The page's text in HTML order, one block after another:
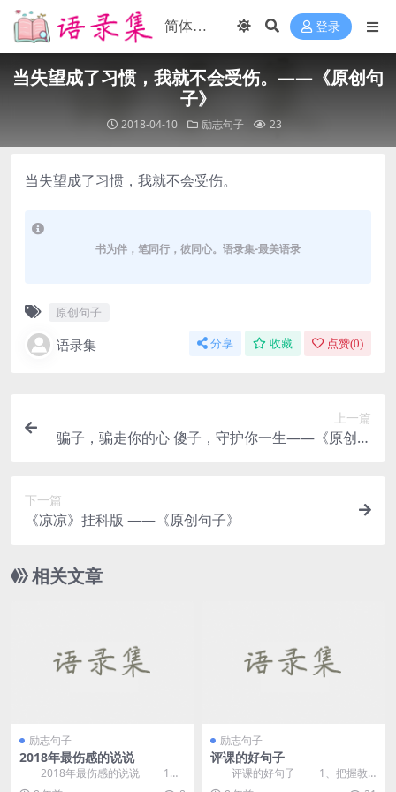
登录
当失望成了习惯，我就不会受伤。——《原创句
子》
2018-04-10 励志句子 23
当失望成了习惯，我就不会受伤。
书为伴，笔同行，彼同心。语录集-最美语录
原创句子
语录集 分享 收藏 点赞(0)
上一篇
骗子，骗走你的心 傻子，守护你一生——《原创句
下一篇
《凉凉》挂科版 ——《原创句子》
相关文章
励志句子
2018年最伤感的说说
2018年最伤感的说说 1、
把你所谓的爱情给我丢到河里去，
励志句子
评课的好句子
评课的好句子 1、把握教
材，课堂环节安排合理，善于引